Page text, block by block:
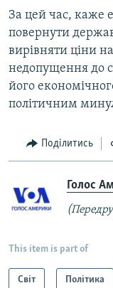
За цей час, каже
повернути
вирівняти ціни
недопущення до
його
політичним
Поділитись
Голос
This item is part of
Світ Політика